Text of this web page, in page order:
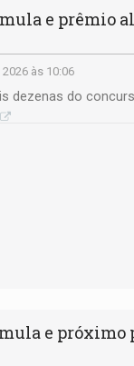
e prêmio
às 10:06
dezenas do
e próximo